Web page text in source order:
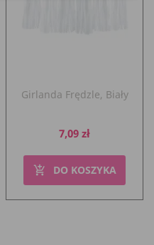
Girlanda Frędzle, Biały
Cena
7,09 zł
add_shopping_cart DO KOSZYKA